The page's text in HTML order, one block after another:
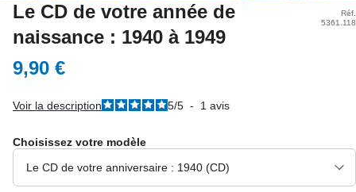
Le CD de votre année de
naissance : 1940 à 1949
Réf.
5361.118
9,90 €
Voir la description 5/5 - 1 avis
Choisissez votre modèle